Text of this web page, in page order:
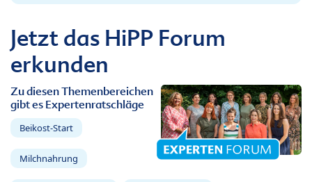
Jetzt das HiPP Forum
erkunden
Zu diesen Themenbereichen
gibt es Expertenratschläge
Beikost-Start
Milchnahrung